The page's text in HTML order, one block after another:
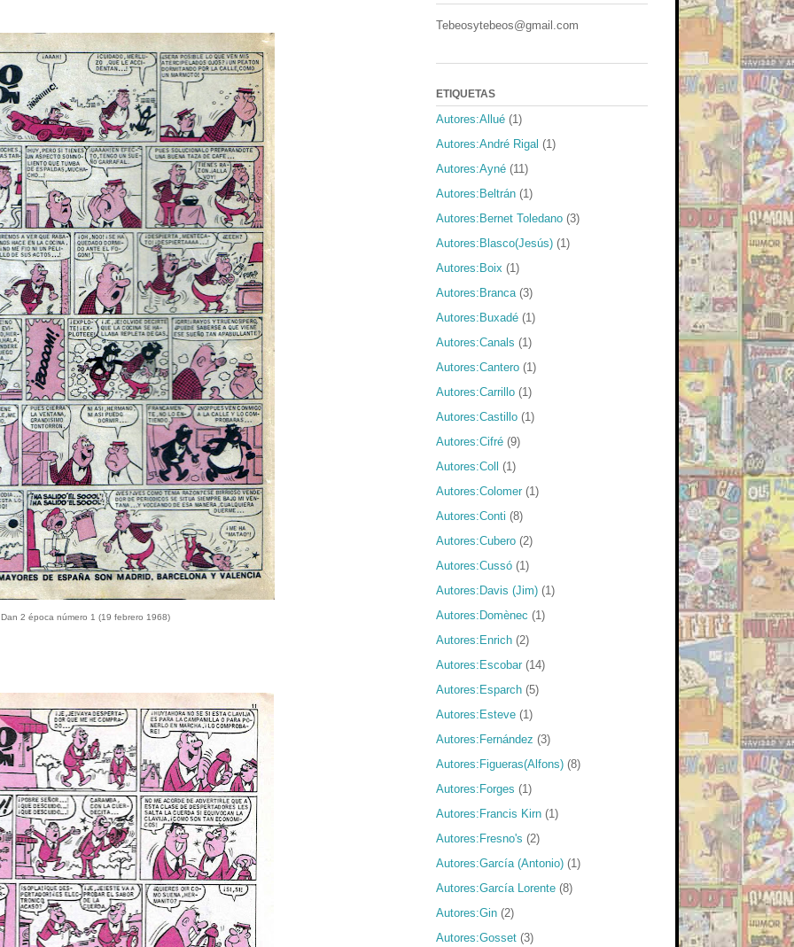
2 época número 1 (19 febrero 1968)
Tebeosytebeos@gmail.com
ETIQUETAS
Autores:Allué (1)
Autores:André Rigal (1)
Autores:Ayné (11)
Autores:Beltrán (1)
Autores:Bernet Toledano (3)
Autores:Blasco(Jesús) (1)
Autores:Boix (1)
Autores:Branca (3)
Autores:Buxadé (1)
Autores:Canals (1)
Autores:Cantero (1)
Autores:Carrillo (1)
Autores:Castillo (1)
Autores:Cifré (9)
Autores:Coll
(1)
Autores:Colomer (1)
Autores:Conti (8)
Autores:Cubero (2)
Autores:Cussó (1)
Autores:Davis (Jim) (1)
Autores:Domènec (1)
Autores:Enrich (2)
Autores:Escobar (14)
Autores:Esparch (5)
Autores:Esteve (1)
Autores:Fernández (3)
Autores:Figueras(Alfons) (8)
Autores:Forges (1)
Autores:Francis Kirn (1)
Autores:Fresno's (2)
Autores:García (Antonio) (1)
Autores:García Lorente (8)
Autores:Gin (2)
Autores:Gosset (3)